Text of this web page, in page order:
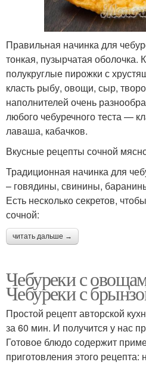
Правильная начинка для
тонкая, пузырчатая оболочка.
полукруглые пирожки с
класть рыбу, овощи, сыр,
наполнителей очень
любого чебуречного теста —
лаваша, кабачков.
Вкусные рецепты сочной
Традиционная начинка для
– говядины, свинины,
Есть несколько секретов,
сочной:
читать дальше →
Чебуреки с
Чебуреки с
Простой рецепт авторской
за 60 мин. И получится у нас
Готовое блюдо содержит
приготовления этого рецепта: